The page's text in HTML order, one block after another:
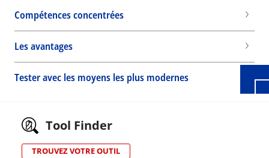
Compétences concentrées
Les avantages
Tester avec les moyens les plus modernes
Tool Finder
TROUVEZ VOTRE OUTIL